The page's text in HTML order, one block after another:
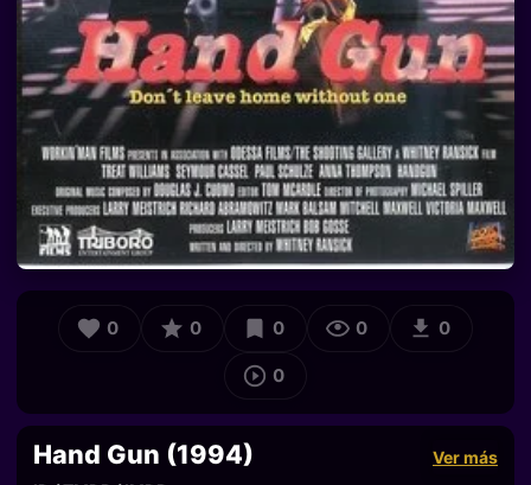
0 0 0 0 0
0
Hand Gun (1994)
Ver más